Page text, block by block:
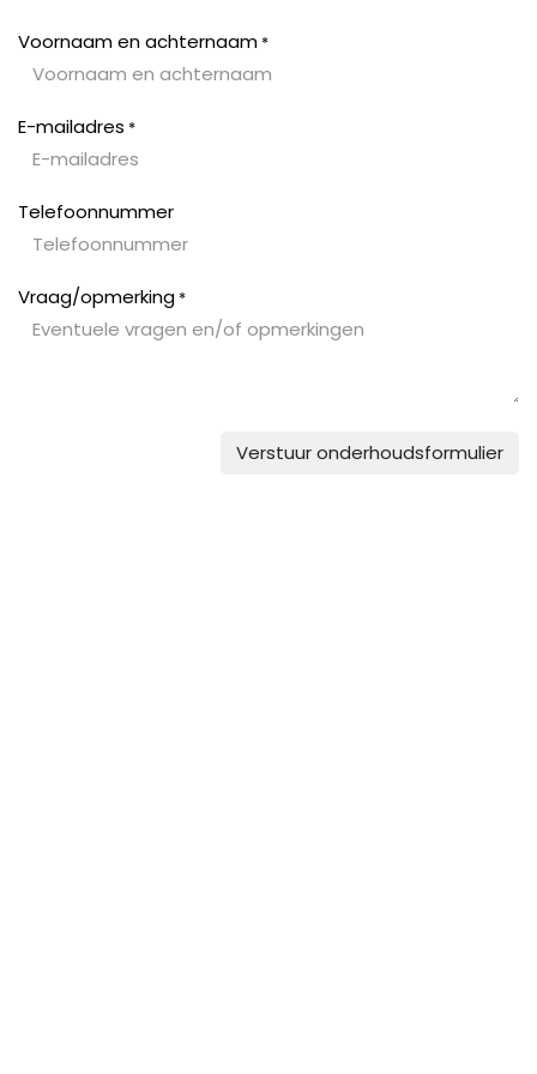
Voornaam en achternaam *
E-mailadres *
Telefoonnummer
Vraag/opmerking *
Verstuur onderhoudsformulier